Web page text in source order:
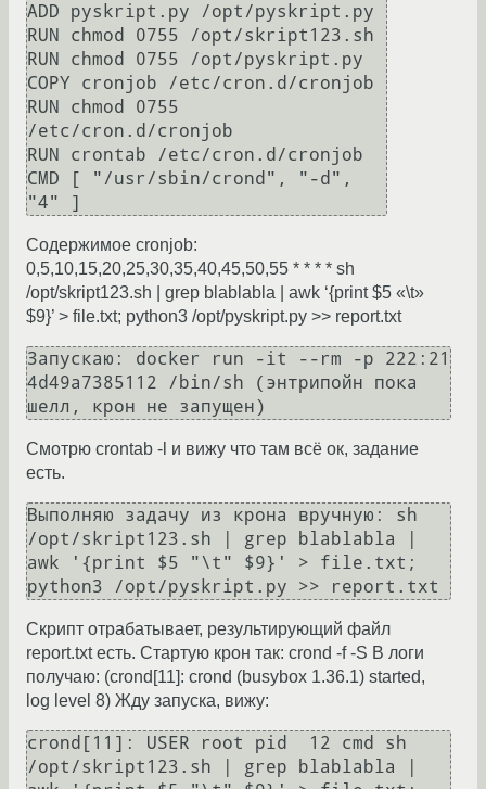
ADD pyskript.py /opt/pyskript.py
RUN chmod 0755 /opt/skript123.sh
RUN chmod 0755 /opt/pyskript.py
COPY cronjob /etc/cron.d/cronjob
RUN chmod 0755
/etc/cron.d/cronjob
RUN crontab /etc/cron.d/cronjob
CMD [ "/usr/sbin/crond", "-d",
Содержимое cronjob:
0,5,10,15,20,25,30,35,40,45,50,55 * * * * sh
/opt/skript123.sh | grep blablabla | awk ‘{print $5 «\t»
$9}’ > file.txt; python3 /opt/pyskript.py >> report.txt
Запускаю: docker run -it --rm -p 222:21
4d49a7385112 /bin/sh (энтрипойн пока
Смотрю crontab -l и вижу что там всё ок, задание
есть.
Выполняю задачу из крона вручную: sh
/opt/skript123.sh | grep blablabla |
awk '{print $5 "\t" $9}' > file.txt;
Скрипт отрабатывает, результирующий файл
report.txt есть. Стартую крон так: crond -f -S В логи
получаю: (crond[11]: crond (busybox 1.36.1) started,
log level 8) Жду запуска, вижу:
crond[11]: USER root pid  12 cmd sh
/opt/skript123.sh | grep blablabla |